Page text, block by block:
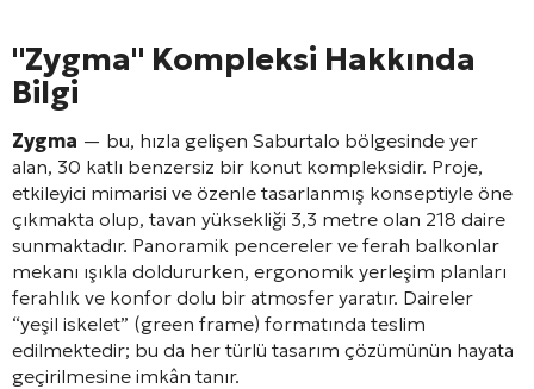
"Zygma" Kompleksi Hakkında
Bilgi
Zygma — bu, hızla gelişen Saburtalo bölgesinde yer
alan, 30 katlı benzersiz bir konut kompleksidir. Proje,
etkileyici mimarisi ve özenle tasarlanmış konseptiyle öne
çıkmakta olup, tavan yüksekliği 3,3 metre olan 218 daire
sunmaktadır. Panoramik pencereler ve ferah balkonlar
mekanı ışıkla doldururken, ergonomik yerleşim planları
ferahlık ve konfor dolu bir atmosfer yaratır. Daireler
“yeşil iskelet” (green frame) formatında teslim
edilmektedir; bu da her türlü tasarım çözümünün hayata
geçirilmesine imkân tanır.